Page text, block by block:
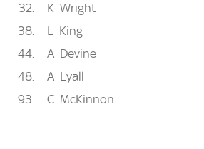
32
K Wright
38
L King
44
A Devine
48
A Lyall
93
C McKinnon